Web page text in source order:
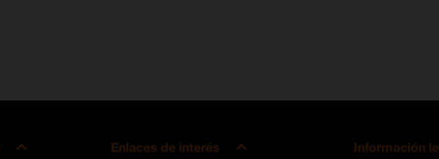
Enlaces de interés Información